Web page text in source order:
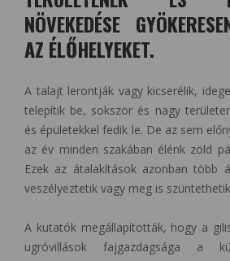
NÖVEKEDÉSE
AZ ÉLŐHELYEKET.
A talajt lerontják vagy kicserélik,
telepítik be, sokszor és nagy
és épületekkel fedik le. De az sem
az év minden szakában élénk zöld
Ezek az átalakítások azonban több
veszélyeztetik vagy meg is
A kutatók megállapították, hogy a
ugróvillások fajgazdagsága a